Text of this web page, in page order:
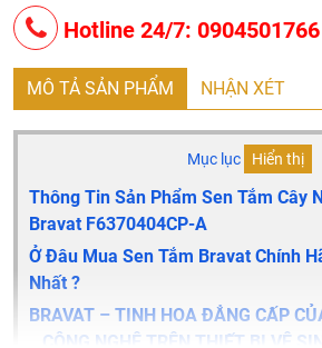
Hotline 24/7: 0904501766
MÔ TẢ SẢN PHẨM NHẬN XÉT
Mục lục Hiển thị
Thông Tin Sản Phẩm Sen Tắm Cây
Bravat F6370404CP-A
Ở Đâu Mua Sen Tắm Bravat Chính
Nhất ?
BRAVAT – TINH HOA ĐẲNG CẤP
CÔNG NGHỆ TRÊN THIẾT BỊ VỆ